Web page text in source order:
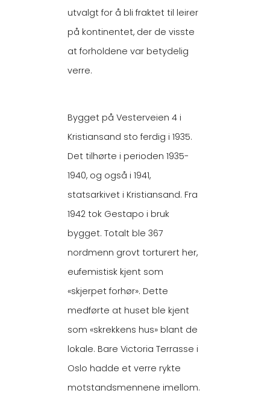
utvalgt for å bli fraktet til leirer
på kontinentet, der de visste
at forholdene var betydelig
verre.
Bygget på Vesterveien 4 i
Kristiansand sto ferdig i 1935.
Det tilhørte i perioden 1935-
1940, og også i 1941,
statsarkivet i Kristiansand. Fra
1942 tok Gestapo i bruk
bygget. Totalt ble 367
nordmenn grovt torturert her,
eufemistisk kjent som
«skjerpet forhør». Dette
medførte at huset ble kjent
som «skrekkens hus» blant de
lokale. Bare Victoria Terrasse i
Oslo hadde et verre rykte
motstandsmennene imellom.